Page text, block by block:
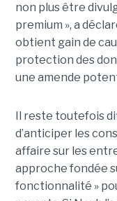
non plus être
premium », a
obtient gain de
protection des
une amende
Il reste toutefois
d’anticiper les
affaire sur les
approche fondée
fonctionnalité »